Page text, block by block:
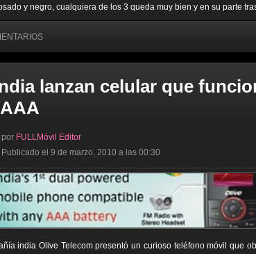
y negro, cualquiera de los 3 queda muy bien y en su parte
lanzan celular que
por FULLMóvil Editor
Publicado el 9 de marzo, 2010 a las 00:30
india Olive Telecom presentó un curioso teléfono móvil que